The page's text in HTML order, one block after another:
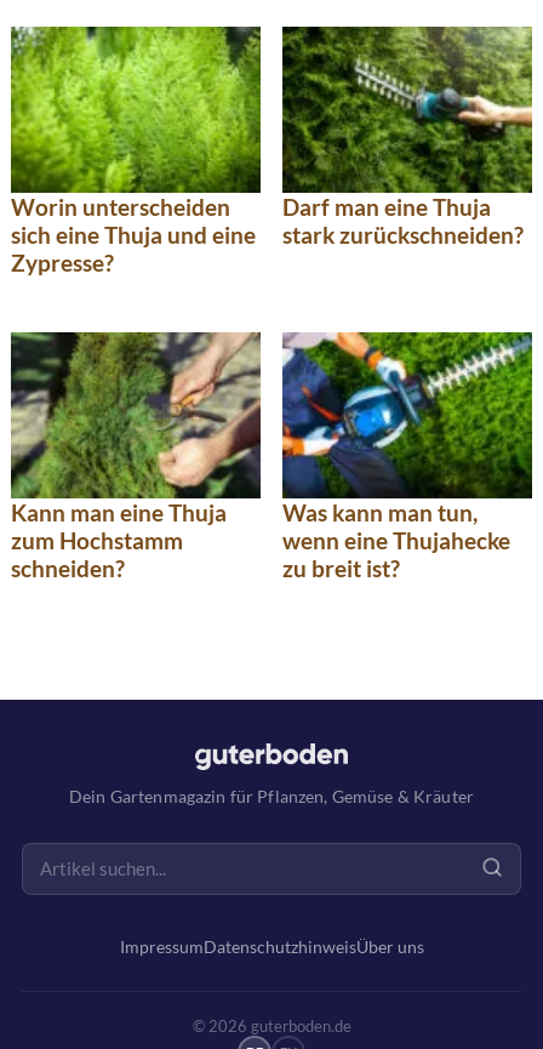
Worin unterscheiden
sich eine Thuja und eine
Zypresse?
Darf man eine Thuja
stark zurückschneiden?
Kann man eine Thuja
zum Hochstamm
schneiden?
Was kann man tun,
wenn eine Thujahecke
zu breit ist?
Dein Gartenmagazin für Pflanzen, Gemüse & Kräuter
ImpressumDatenschutzhinweisÜber uns
© 2026 guterboden.de